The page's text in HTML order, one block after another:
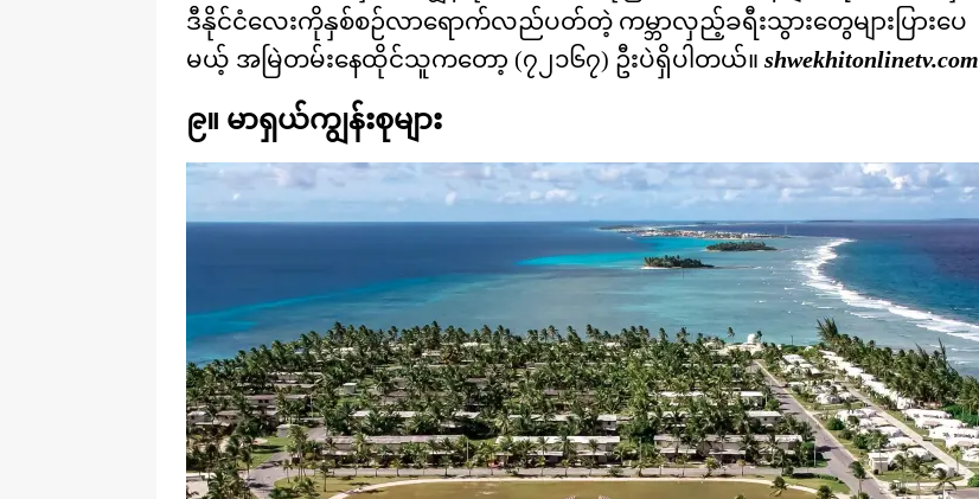
ဒီနိုင်ငံလေးကိုနှစ်စဉ်လာရောက်လည်ပတ်တဲ့ ကမ္ဘာလှည့်ခရီးသွားတွေများပြားပေ
မယ့် အမြဲတမ်းနေထိုင်သူကတော့ (၇၂၁၆၇) ဦးပဲရှိပါတယ်။ shwekhitonlinetv.com
၉။ မာရှယ်ကျွန်းစုများ